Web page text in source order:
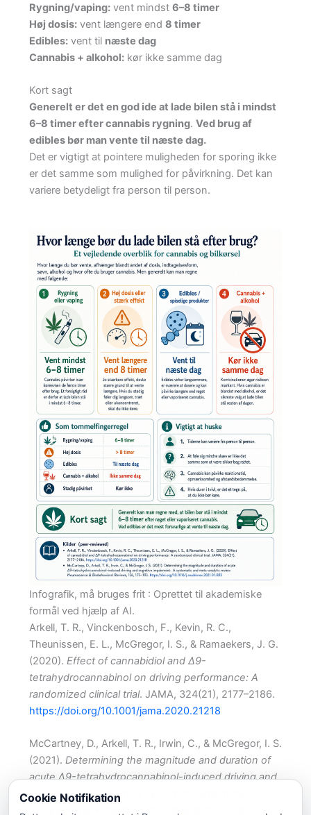
Rygning/vaping:vent mindst 6–8 timer
Høj dosis:vent længere end 8 timer
Edibles:vent til næste dag
Cannabis + alkohol:kør ikke samme dag
Kort sagt
Generelt er det en god ide at lade bilen stå i mindst
6–8 timer efter cannabis rygning. Ved brug af
edibles bør man vente til næste dag.
Det er vigtigt at pointere muligheden for sporing ikke
er det samme som mulighed for påvirkning. Det kan
variere betydeligt fra person til person.
Infografik, må bruges frit : Oprettet til akademiske
formål ved hjælp af AI.
Arkell, T. R., Vinckenbosch, F., Kevin, R. C.,
Theunissen, E. L., McGregor, I. S., & Ramaekers, J. G.
(2020). Effect of cannabidiol and Δ9-
tetrahydrocannabinol on driving performance: A
randomized clinical trial. JAMA, 324(21), 2177–2186.
https://doi.org/10.1001/jama.2020.21218
McCartney, D., Arkell, T. R., Irwin, C., & McGregor, I. S.
(2021). Determining the magnitude and duration of
acute Δ9-tetrahydrocannabinol-induced driving and
cognitive impairment: A systematic and meta-
analytic review
. Neuroscience & Biobehavioral
Cookie Notifikation